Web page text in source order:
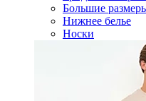
Большие
Нижнее белье
Носки